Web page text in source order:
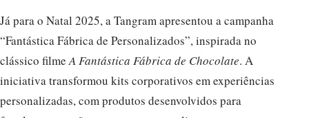
Já para o Natal 2025, a Tangram apresentou a campanha
“Fantástica Fábrica de Personalizados”, inspirada no
clássico filmeA Fantástica Fábrica de Chocolate. A
iniciativa transformou kits corporativos em experiências
personalizadas, com produtos desenvolvidos para